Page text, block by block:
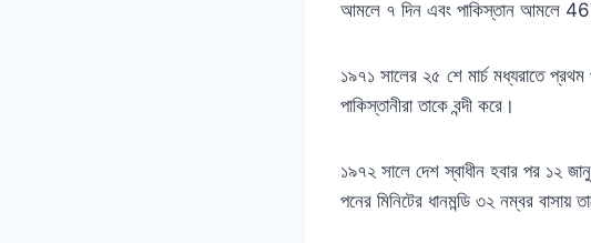
আমলে ৭ দিন এবং পাকিস্তান আমলে
১৯৭১ সালের ২৫ শে মার্চ মধ্যরাতে প্রথম
পাকিস্তানীরা তাকে বন্দী করে।
১৯৭২ সালে দেশ স্বাধীন হবার পর ১২
পনের মিনিটের ধানমন্ডি ৩২ নম্বর বাসায়